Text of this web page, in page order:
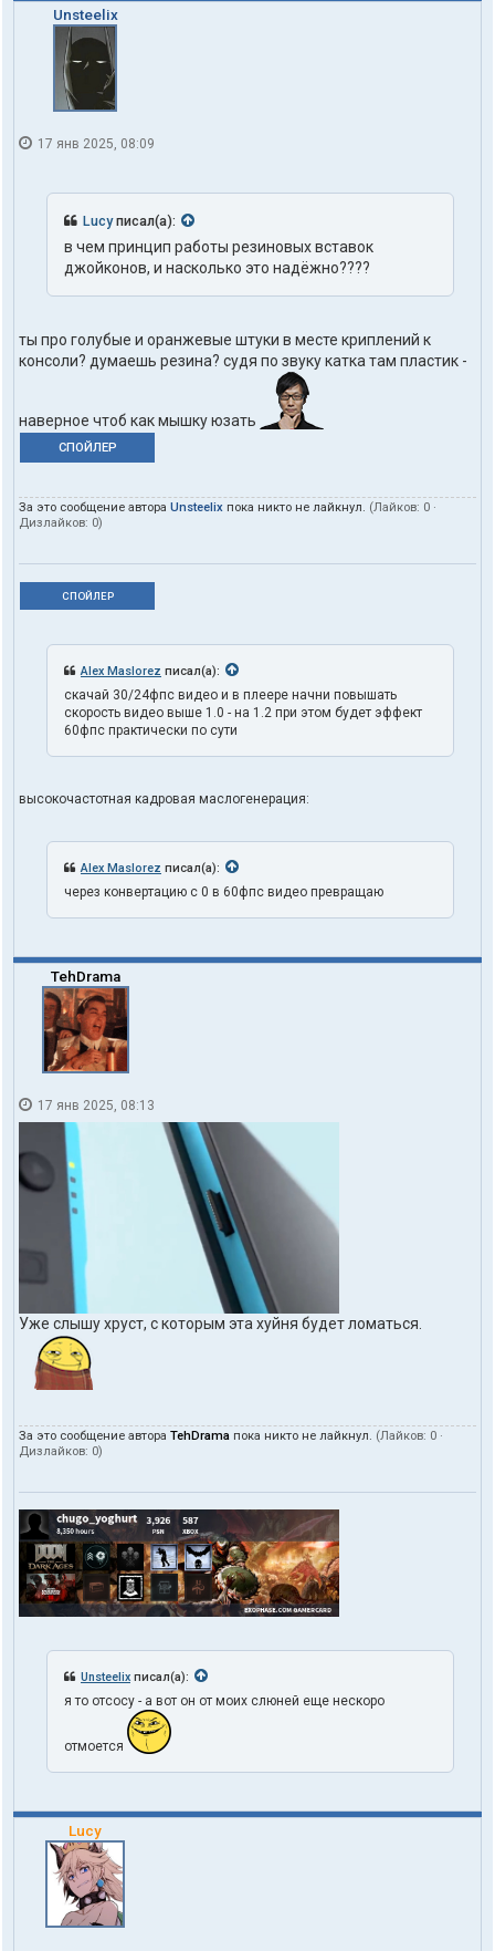
Unsteelix
17 янв 2025, 08:09
Lucyписал(а):
в чем принцип работы резиновых вставок
джойконов, и насколько это надёжно????
ты про голубые и оранжевые штуки в месте криплений к
консоли? думаешь резина? судя по звуку катка там пластик -
наверное чтоб как мышку юзать
СПОЙЛЕР
За это сообщение автора Unsteelix пока никто не лайкнул. (Лайков: 0 ·
Дизлайков: 0)
СПОЙЛЕР
Alex Maslorez писал(а):
скачай 30/24фпс видео и в плеере начни повышать
скорость видео выше 1.0 - на 1.2 при этом будет эффект
60фпс практически по сути
высокочастотная кадровая маслогенерация:
Alex Maslorez писал(а):
через конвертацию с 0 в 60фпс видео превращаю
TehDrama
17 янв 2025, 08:13
Уже слышу хруст, с которым эта хуйня будет ломаться.
За это сообщение автора TehDrama пока никто не лайкнул. (Лайков: 0 ·
Дизлайков: 0)
Unsteelix писал(а):
я то отсосу - а вот он от моих слюней еще нескоро
отмоется
Lucy